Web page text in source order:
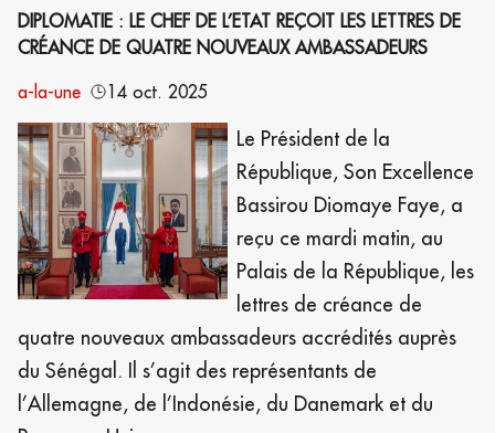
DIPLOMATIE : LE CHEF DE L’ETAT REÇOIT LES LETTRES DE
CRÉANCE DE QUATRE NOUVEAUX AMBASSADEURS
a-la-une
14 oct. 2025
Le Président de la
République, Son Excellence
Bassirou Diomaye Faye, a
reçu ce mardi matin, au
Palais de la République, les
lettres de créance de
quatre nouveaux ambassadeurs accrédités auprès
du Sénégal. Il s’agit des représentants de
l’Allemagne, de l’Indonésie, du Danemark et du